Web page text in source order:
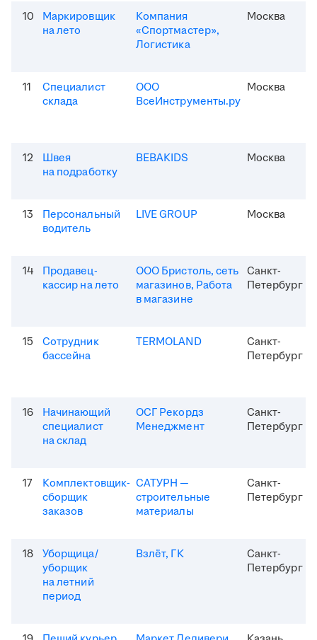
10
Маркировщик
на лето
Компания
«Спортмастер»,
Логистика
Москва
11
Специалист
склада
ООО
ВсеИнструменты.ру
Москва
12
Швея
на подработку
BEBAKIDS Москва
13
Персональный
водитель
LIVE GROUP Москва
14
Продавец-
кассир на лето
ООО Бристоль, сеть
магазинов, Работа
в магазине
Санкт-
Петербург
15
Сотрудник
бассейна
TERMOLAND
Санкт-
Петербург
16
Начинающий
специалист
на склад
ОСГ Рекордз
Менеджмент
Санкт-
Петербург
17
Комплектовщик-
сборщик
заказов
САТУРН —
строительные
материалы
Санкт-
Петербург
18
Уборщица/
уборщик
на летний
период
Взлёт, ГК
Санкт-
Петербург